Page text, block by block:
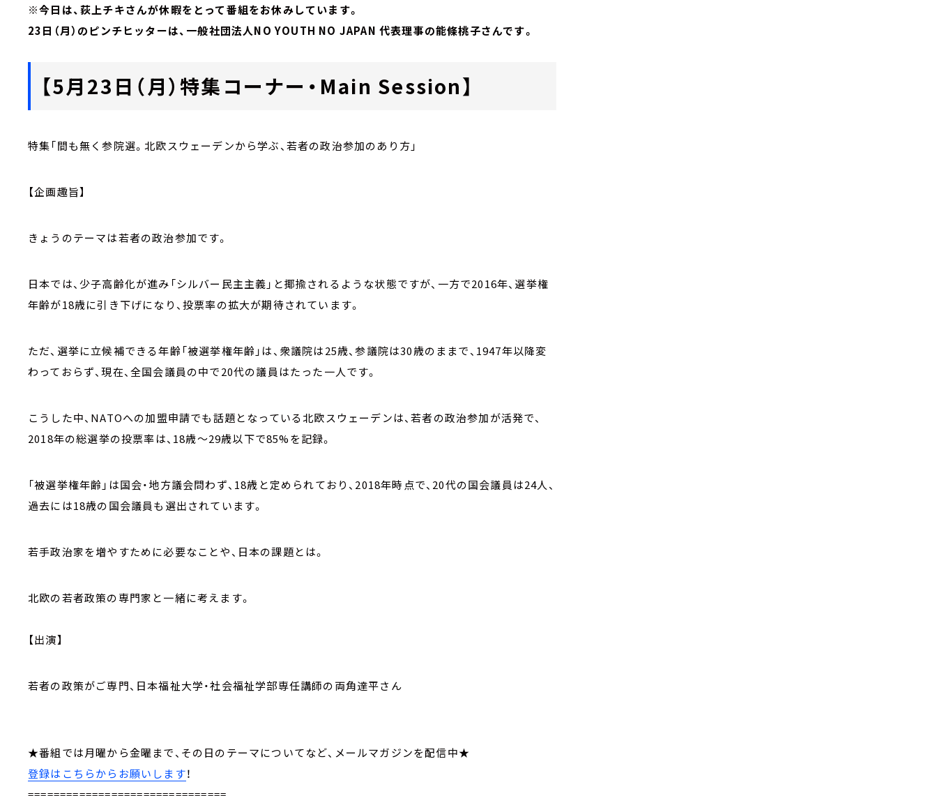
※今日は、荻上チキさんが休暇をとって番組をお休みしています。
23日（月）のピンチヒッターは、一般社団法人NO YOUTH NO JAPAN 代表理事の能條桃子さんです。
【5月23日（月）特集コーナー・Main Session】
特集「間も無く参院選。北欧スウェーデンから学ぶ、若者の政治参加のあり方」
【企画趣旨】
きょうのテーマは若者の政治参加です。
日本では、少子高齢化が進み「シルバー民主主義」と揶揄されるような状態ですが、一方で2016年、選挙権
年齢が18歳に引き下げになり、投票率の拡大が期待されています。
ただ、選挙に立候補できる年齢「被選挙権年齢」は、衆議院は25歳、参議院は30歳のままで、1947年以降変
わっておらず、現在、全国会議員の中で20代の議員はたった一人です。
こうした中、NATOへの加盟申請でも話題となっている北欧スウェーデンは、若者の政治参加が活発で、
2018年の総選挙の投票率は、18歳～29歳以下で85%を記録。
「被選挙権年齢」は国会・地方議会問わず、18歳と定められており、2018年時点で、20代の国会議員は24人、
過去には18歳の国会議員も選出されています。
若手政治家を増やすために必要なことや、日本の課題とは。
北欧の若者政策の専門家と一緒に考えます。
【出演】
若者の政策がご専門、日本福祉大学・社会福祉学部専任講師の両角達平さん
★番組では月曜から金曜まで、その日のテーマについてなど、メールマガジンを配信中★
登録はこちらからお願いします！